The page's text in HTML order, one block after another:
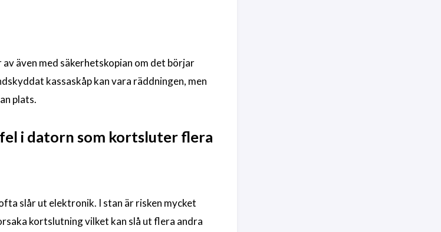
även med säkerhetskopian om det börjar
kassaskåp kan vara räddningen, men
plats.
i datorn som kortsluter flera
slår ut elektronik. I stan är risken mycket
kortslutning vilket kan slå ut flera andra